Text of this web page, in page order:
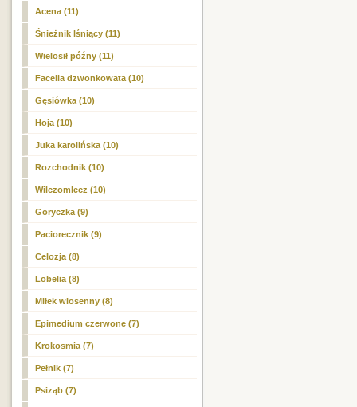
Acena (11)
Śnieżnik lśniący (11)
Wielosił późny (11)
Facelia dzwonkowata (10)
Gęsiówka (10)
Hoja (10)
Juka karolińska (10)
Rozchodnik (10)
Wilczomlecz (10)
Goryczka (9)
Paciorecznik (9)
Celozja (8)
Lobelia (8)
Miłek wiosenny (8)
Epimedium czerwone (7)
Krokosmia (7)
Pełnik (7)
Psiząb (7)